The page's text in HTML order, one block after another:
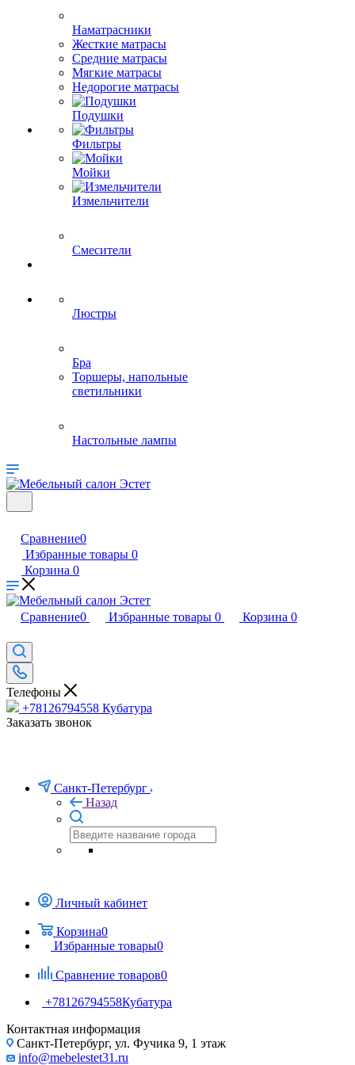
Наматрасники
Жесткие матрасы
Средние матрасы
Мягкие матрасы
Недорогие матрасы
Подушки
Фильтры
Мойки
Измельчители
Смесители
Люстры
Бра
Торшеры, напольные
светильники
Настольные лампы
Сравнение0
Избранные товары 0
Корзина 0
Сравнение0 Избранные товары 0 Корзина 0
Телефоны
+78126794558 Кубатура
Заказать звонок
Санкт-Петербург
Назад
Личный кабинет
Корзина0
Избранные товары0
Сравнение товаров0
+78126794558Кубатура
Контактная информация
Санкт-Петербург, ул. Фучика 9, 1 этаж
info@mebelestet31.ru